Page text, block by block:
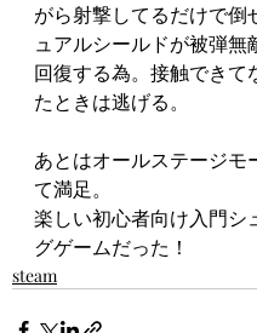
がら射撃してるだけで倒
ュアルシールドが被弾無
回復する為。接触できて
たときは逃げる。
あとはオールステージモ
て満足。
楽しい初心者向け入門シ
グゲームだった！
steam